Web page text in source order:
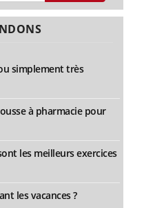
simplement très
à pharmacie pour
les meilleurs exercices
les vacances ?